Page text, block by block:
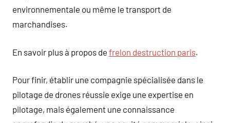
environnementale ou même le transport de
marchandises.
En savoir plus à propos de frelon destruction paris.
Pour finir, établir une compagnie spécialisée dans le
pilotage de drones réussie exige une expertise en
pilotage, mais également une connaissance